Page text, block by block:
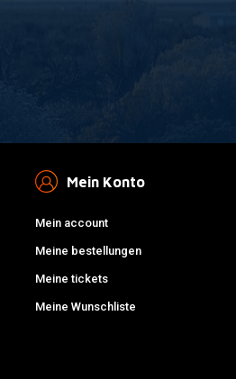
Mein Konto
Mein account
Meine bestellungen
Meine tickets
Meine Wunschliste